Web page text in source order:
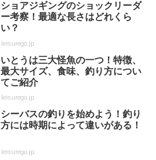
ショアジギングのショックリーダ
ー考察！最適な長さはどれくら
い？
leisurego.jp
いとうは三大怪魚の一つ！特徴、
最大サイズ、食味、釣り方につい
てご紹介
leisurego.jp
シーバスの釣りを始めよう！釣り
方には時期によって違いがある！
leisurego.jp